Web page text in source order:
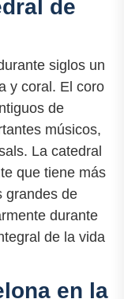
de
siglos un
y coral. El coro
de
músicos,
La catedral
que tiene más
grandes de
durante
de la vida
en la